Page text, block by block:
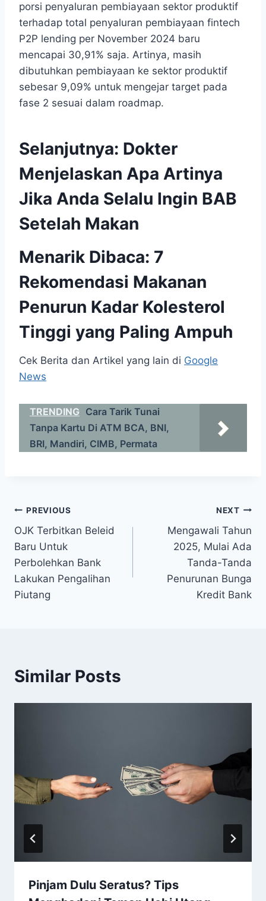
porsi penyaluran pembiayaan sektor produktif
terhadap total penyaluran pembiayaan fintech
P2P lending per November 2024 baru
mencapai 30,91% saja. Artinya, masih
dibutuhkan pembiayaan ke sektor produktif
sebesar 9,09% untuk mengejar target pada
fase 2 sesuai dalam roadmap.
Selanjutnya: Dokter
Menjelaskan Apa Artinya
Jika Anda Selalu Ingin BAB
Setelah Makan
Menarik Dibaca: 7
Rekomendasi Makanan
Penurun Kadar Kolesterol
Tinggi yang Paling Ampuh
Cek Berita dan Artikel yang lain di Google
News
TRENDING Cara Tarik Tunai
Tanpa Kartu Di ATM BCA, BNI,
BRI, Mandiri, CIMB, Permata
Post
navigation
PREVIOUS
OJK Terbitkan Beleid
Baru Untuk
Perbolehkan Bank
Lakukan Pengalihan
Piutang
NEXT
Mengawali Tahun
2025, Mulai Ada
Tanda-Tanda
Penurunan Bunga
Kredit Bank
Similar Posts
Pinjam Dulu Seratus? Tips